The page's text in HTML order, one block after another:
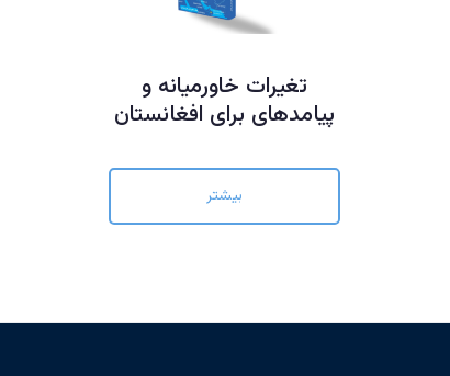
تغیرات خاورمیانه و
پیامدهای برای افغانستان
بیشتر